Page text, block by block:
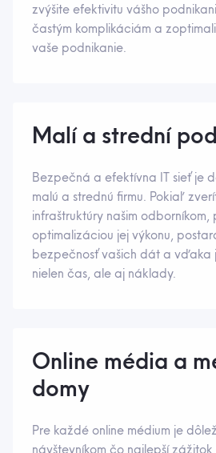
zvýšite efektivitu vášho
častým komplikáciám a
vaše podnikanie.
Malí a strední
Bezpečná a efektívna IT sieť je
malú a strednú firmu. Pokiaľ
infraštruktúry našim odborníkom,
optimalizáciou jej výkonu,
bezpečnosť vašich dát a vďaka
nielen čas, ale aj náklady.
Online média a
domy
Pre každé online médium je
návštevníkom čo najlepší